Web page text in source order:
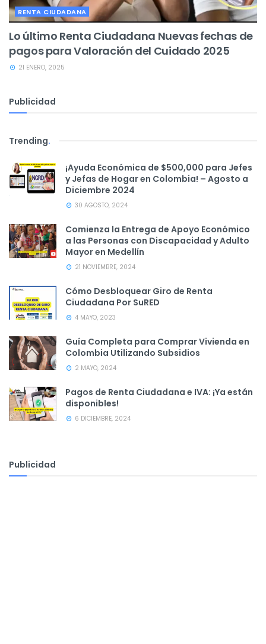
RENTA CIUDADANA
Lo último Renta Ciudadana Nuevas fechas de
pagos para Valoración del Cuidado 2025
21 ENERO, 2025
Publicidad
Trending.
¡Ayuda Económica de $500,000 para Jefes
y Jefas de Hogar en Colombia! – Agosto a
Diciembre 2024
30 AGOSTO, 2024
Comienza la Entrega de Apoyo Económico
a las Personas con Discapacidad y Adulto
Mayor en Medellín
21 NOVIEMBRE, 2024
Cómo Desbloquear Giro de Renta
Ciudadana Por SuRED
4 MAYO, 2023
Guía Completa para Comprar Vivienda en
Colombia Utilizando Subsidios
2 MAYO, 2024
Pagos de Renta Ciudadana e IVA: ¡Ya están
disponibles!
6 DICIEMBRE, 2024
Publicidad